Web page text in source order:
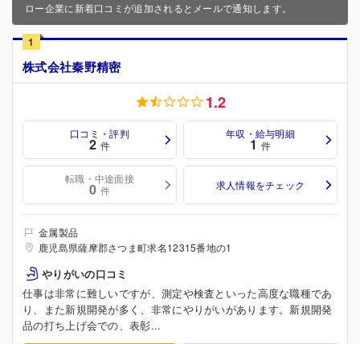
ロー企業に新着口コミが追加されるとメールで通知します。
1
株式会社秦野精密
1.2
口コミ・評判
2 件
年収・給与明細
1 件
転職・中途面接
0 件 求人情報をチェック
金属製品
鹿児島県薩摩郡さつま町求名12315番地の1
やりがいの口コミ
仕事は非常に難しいですが、測定や検査といった高度な職種であ
り、また新規開発が多く、非常にやりがいがあります。新規開発
品の打ち上げ会での、表彰...